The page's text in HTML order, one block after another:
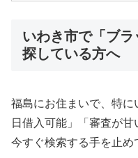
いわき市で「ブ
探している方へ
福島にお住まいで、特に
日借入可能」「審査が甘
今すぐ検索する手を止め